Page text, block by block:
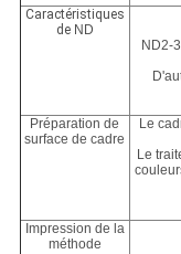
Caractéristiques
de ND
ND2-
Préparation de
surface de cadre
Le
Le
Impression de la
méthode